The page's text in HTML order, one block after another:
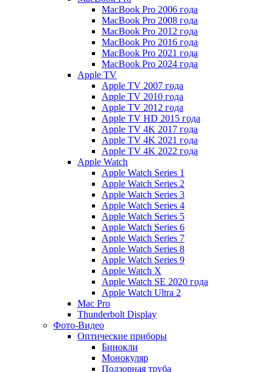
MacBook Pro 2006 года
MacBook Pro 2008 года
MacBook Pro 2012 года
MacBook Pro 2016 года
MacBook Pro 2021 года
MacBook Pro 2024 года
Apple TV
Apple TV 2007 года
Apple TV 2010 года
Apple TV 2012 года
Apple TV HD 2015 года
Apple TV 4K 2017 года
Apple TV 4K 2021 года
Apple TV 4K 2022 года
Apple Watch
Apple Watch Series 1
Apple Watch Series 2
Apple Watch Series 3
Apple Watch Series 4
Apple Watch Series 5
Apple Watch Series 6
Apple Watch Series 7
Apple Watch Series 8
Apple Watch Series 9
Apple Watch X
Apple Watch SE 2020 года
Apple Watch Ultra 2
Mac Pro
Thunderbolt Display
Фото-Видео
Оптические приборы
Бинокли
Монокуляр
Подзорная труба